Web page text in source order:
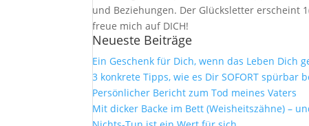
und Beziehungen. Der Glücksletter erscheint
freue mich auf DICH!
Neueste Beiträge
Ein Geschenk für Dich, wenn das Leben Dich
3 konkrete Tipps, wie es Dir SOFORT spürbar
Persönlicher Bericht zum Tod meines Vaters
Mit dicker Backe im Bett (Weisheitszähne) –